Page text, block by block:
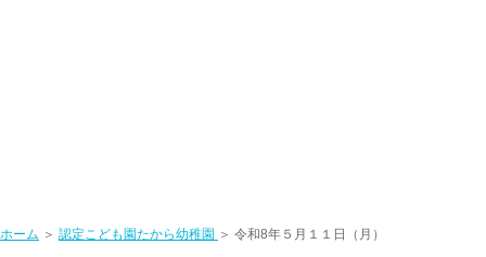
ホーム ＞ 認定こども園たから幼稚園 ＞ 令和8年５月１１日（月）